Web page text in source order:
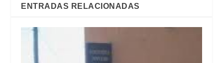
ENTRADAS RELACIONADAS